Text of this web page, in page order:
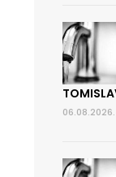
06.08.2026.